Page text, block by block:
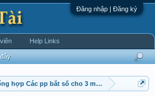
Đăng nhập | Đăng ký
hợp Các pp bắt số cho 3 miền.
Help Links